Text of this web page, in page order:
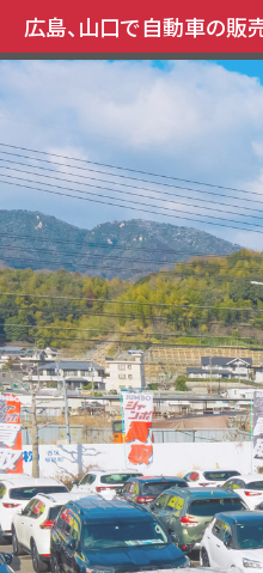
広島、山口で自動車の販